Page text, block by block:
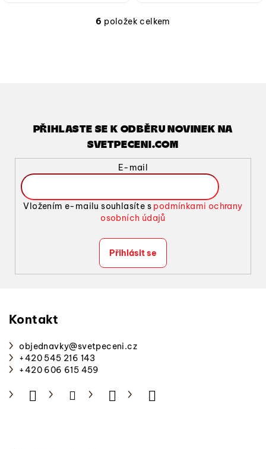
O
í
p
r
v
k
v
ý
i
s
u
6 položek celkem
PŘIHLASTE SE K ODBĚRU NOVINEK NA
SVETPECENI.COM
E-mail
Vložením e-mailu souhlasíte s podmínkami ochrany
osobních údajů
Přihlásit se
Kontakt
objednavky@svetpeceni.cz
+420 545 216 143
+420 606 615 459